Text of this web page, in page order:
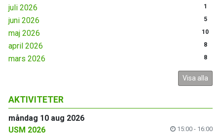
juli 2026 1
juni 2026 5
maj 2026 10
april 2026 8
mars 2026 8
Visa alla
AKTIVITETER
måndag 10 aug 2026
USM 2026
15:00 - 16:00